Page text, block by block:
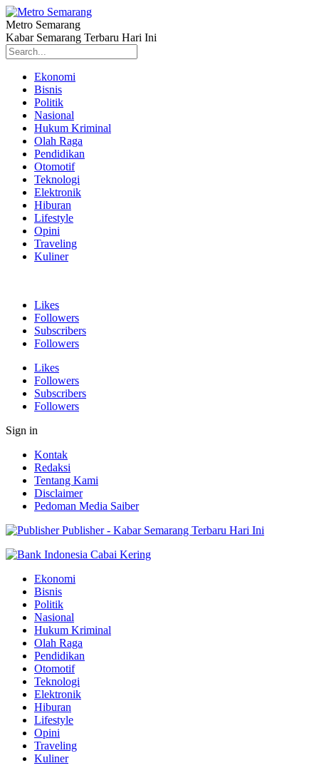
Metro Semarang
Kabar Semarang Terbaru Hari Ini
Ekonomi
Bisnis
Politik
Nasional
Hukum Kriminal
Olah Raga
Pendidikan
Otomotif
Teknologi
Elektronik
Hiburan
Lifestyle
Opini
Traveling
Kuliner
Likes
Followers
Subscribers
Followers
Likes
Followers
Subscribers
Followers
Sign in
Kontak
Redaksi
Tentang Kami
Disclaimer
Pedoman Media Saiber
Publisher - Kabar Semarang Terbaru Hari Ini
Ekonomi
Bisnis
Politik
Nasional
Hukum Kriminal
Olah Raga
Pendidikan
Otomotif
Teknologi
Elektronik
Hiburan
Lifestyle
Opini
Traveling
Kuliner